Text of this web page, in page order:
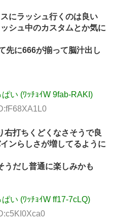
にラッシュ行くのは良い
シュ中のカスタムとか気に
先に666が揃って脳汁出し
い (ﾜｯﾁｮｲW 9fab-RAKI)
右打ちくどくなさそうで良
ンらしさが増してるように
うだし普通に楽しみかも
い (ﾜｯﾁｮｲW ff17-7cLQ)